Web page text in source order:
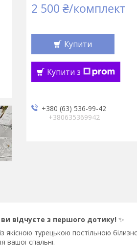
2 500 ₴/комплект
Купити
Купити з
+380 (63) 536-99-42
+380635369942
відчуєте з першого дотику! ✨
якісною турецькою постільною
вашої спальні.